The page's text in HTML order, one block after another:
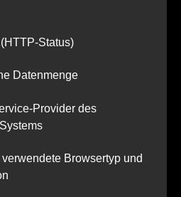
Status)
Datenmenge
Provider des
Browsertyp und